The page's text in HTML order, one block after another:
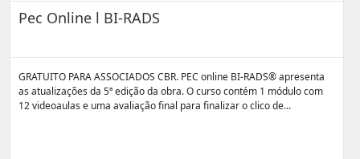
Pec Online l BI-RADS
GRATUITO PARA ASSOCIADOS CBR. PEC online BI-RADS® apresenta
as atualizações da 5ª edição da obra. O curso contém 1 módulo com
12 videoaulas e uma avaliação final para finalizar o clico de...